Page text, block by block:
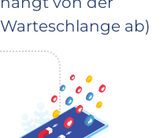
Warteschlange ab)